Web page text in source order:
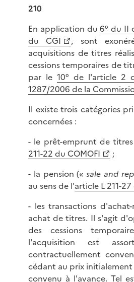
210
En application du6° du II
du CGI
, sont
acquisitions de titres
cessions temporaires de
par le 10° de l'article 2
1287/2006 de la
Il existe trois catégories
concernées :
- le prêt-emprunt de
211-22 du COMOFI
;
- la pension (« sale and
au sens de l'article L 211-
- les transactions
achat de titres. Il s'agit
des cessions
l'acquisition est
contractuellement
cédant au prix
convenu à l'avance. Tel